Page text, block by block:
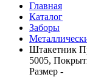
Главная
Каталог
Заборы
Штакетник
5005,
Размер -